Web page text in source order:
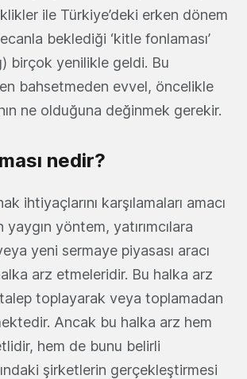
ile Türkiye’deki erken dönem
beklediği ‘kitle fonlaması’
birçok yenilikle geldi. Bu
bahsetmeden evvel, öncelikle
ne olduğuna değinmek gerekir.
nedir?
ihtiyaçlarını karşılamaları amacı
yöntem, yatırımcılara
yeni sermaye piyasası aracı
arz etmeleridir. Bu halka arz
toplayarak veya toplamadan
Ancak bu halka arz hem
hem de bunu belirli
şirketlerin gerçekleştirmesi